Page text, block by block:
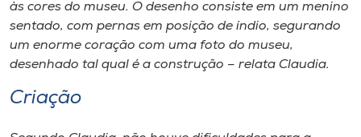
Unoesc
Store
o idioma
às cores do museu. O desenho consiste em um menino
sentado, com pernas em posição de índio, segurando
um enorme coração com uma foto do museu,
desenhado tal qual é a construção – relata Claudia.
Criação